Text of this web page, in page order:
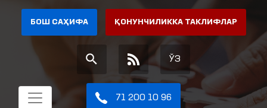
БОШ САҲИФА ҚОНУНЧИЛИККА ТАКЛИФЛАР
ЎЗ
71 200 10 96